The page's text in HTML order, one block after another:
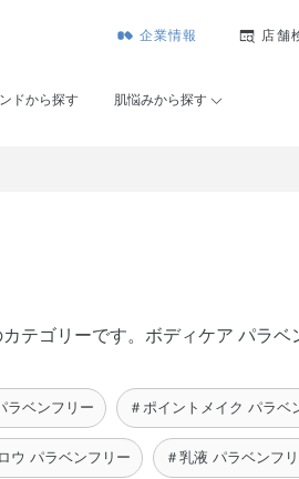
企業情報 店舗
ドから探す 肌悩みから探す
テゴリーです。ボディケア パラ
ラベンフリー ＃ポイントメイク パラベ
ウ パラベンフリー ＃乳液 パラベンフ